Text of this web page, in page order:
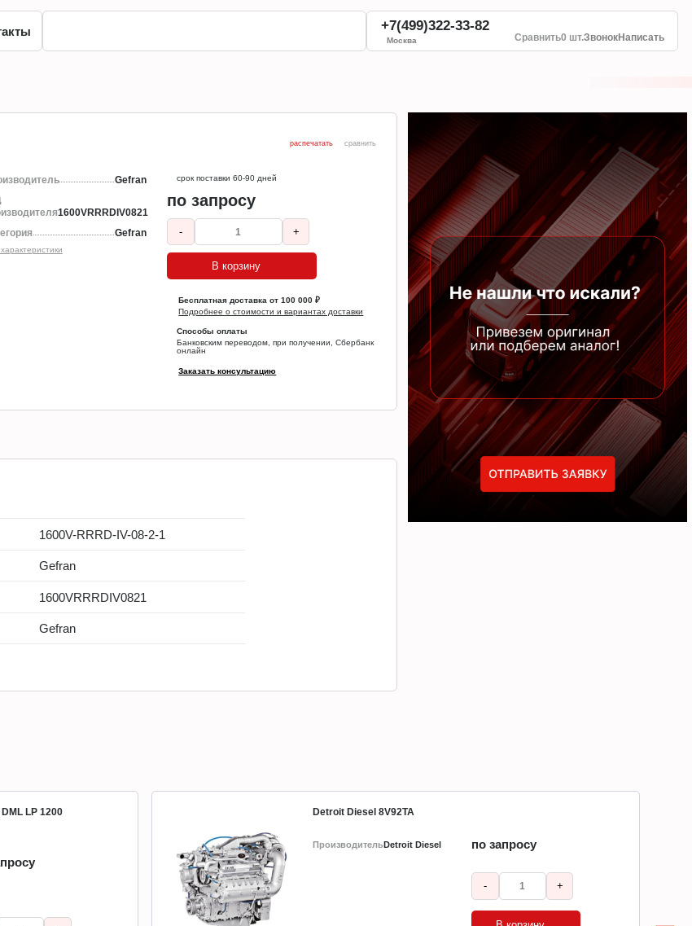
+7(499)322-33-82
Москва Сравнить0 шт.ЗвонокНаписать
распечатать сравнить
Gefran
1600VRRRDIV0821
Gefran
срок поставки 60-90 дней
по запросу
- +
В корзину
Бесплатная доставка от 100 000 ₽
Подробнее о стоимости и вариантах доставки
Способы оплаты
Банковским переводом, при получении, Сбербанк
онлайн
Заказать консультацию
1600V-RRRD-IV-08-2-1
Gefran
1600VRRRDIV0821
Gefran
LP 1200 Detroit Diesel 8V92TA
ПроизводительDetroit Diesel по запросу
- +